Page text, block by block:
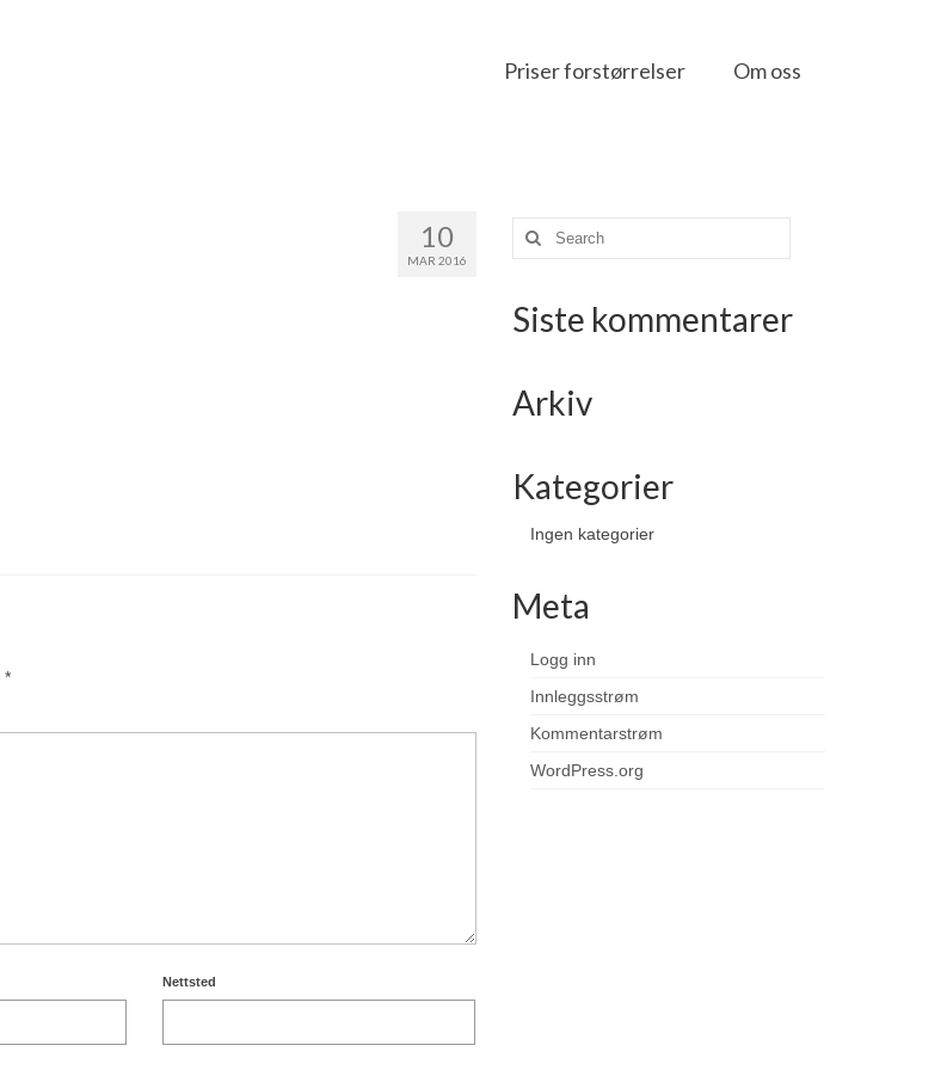
Priser forstørrelser Om oss
10
MAR 2016
*
Nettsted
Search
for:
Siste kommentarer
Arkiv
Kategorier
Ingen kategorier
Meta
Logg inn
Innleggsstrøm
Kommentarstrøm
WordPress.org